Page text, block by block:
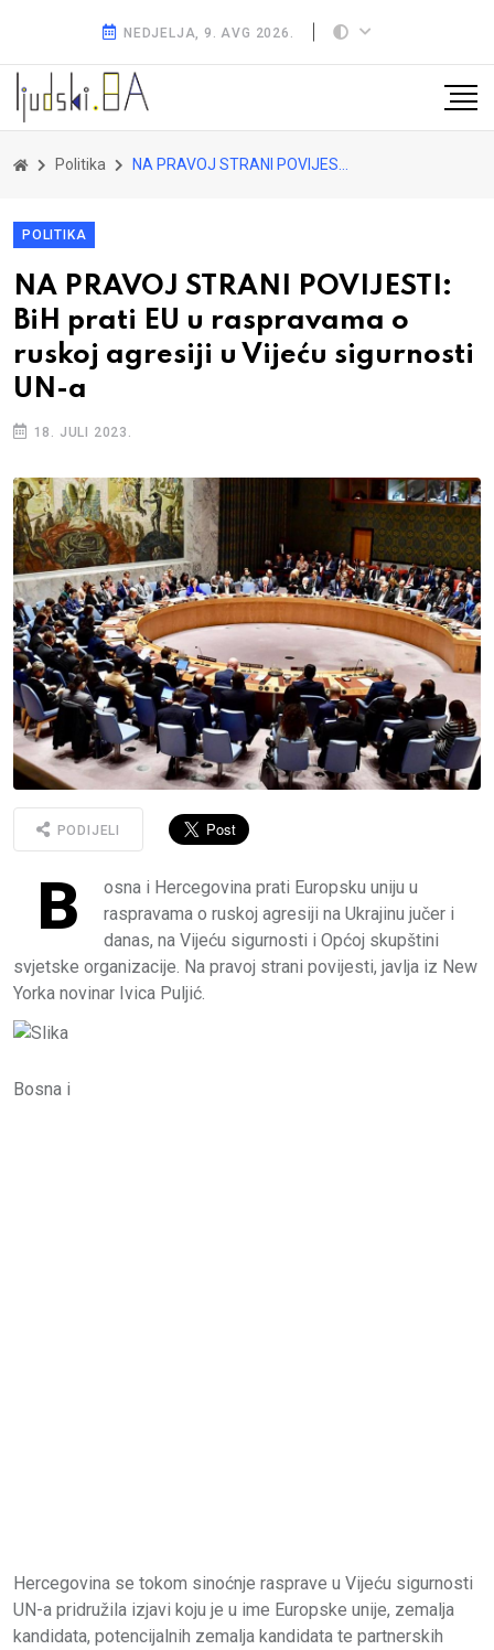
NEDJELJA, 9. AVG 2026.
Politika NA PRAVOJ STRANI POVIJESTI: BiH prati EU u raspravama o ruskoj agresiji u Vijeću sigurnosti UN-a
POLITIKA
NA PRAVOJ STRANI POVIJESTI:
BiH prati EU u raspravama o
ruskoj agresiji u Vijeću sigurnosti
UN-a
18. JULI 2023.
PODIJELI
B
osna i Hercegovina prati Europsku uniju u
raspravama o ruskoj agresiji na Ukrajinu jučer i
danas, na Vijeću sigurnosti i Općoj skupštini
svjetske organizacije. Na pravoj strani povijesti, javlja iz New
Yorka novinar Ivica Puljić.
Bosna i
Hercegovina se tokom sinoćnje rasprave u Vijeću sigurnosti
UN-a pridružila izjavi koju je u ime Europske unije, zemalja
kandidata, potencijalnih zemalja kandidata te partnerskih